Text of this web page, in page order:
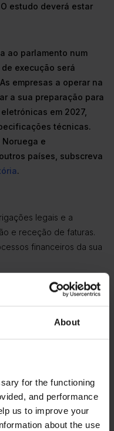
About
for the functioning
and performance
us to improve your
about the use
estudo deverá estar
ao parlamento num
execução será
empresas a operar na
a sua preparação para
em 2027,
técnicas.
e
países, subscreva
.
legais e a
e receção de faturas.
financeiros da sua
o processo de
e comerciais.
connosco.